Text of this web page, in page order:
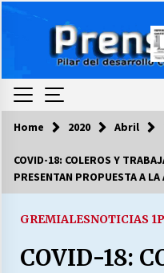
COLUMNISTA
03/08/
LA DC
Home 2020 Abril
COVID-18: COLEROS Y
PRESENTAN PROPUESTA A LA
GREMIALESNOTICIAS 1
COVID-18: